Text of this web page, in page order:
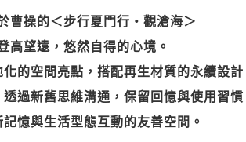
曹操的＜步行夏門行‧觀滄海＞
高望遠，悠然自得的心境。
的空間亮點，搭配再生材質的永續設計
過新舊思維溝通，保留回憶與使用習慣
憶與生活型態互動的友善空間。